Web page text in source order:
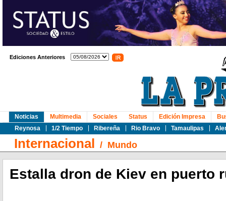
Ediciones Anteriores
Noticias
Reynosa
1/2 Tiempo Ribereña Rio Bravo Tamaulipas
Multimedia Sociales Status Edición Impresa
Internacional / Mundo
Estalla dron de Kiev en puerto